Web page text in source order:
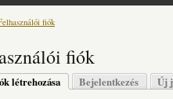
hely
fiók
fiók
fülek
létrehozása (aktív fül)
Bejelentkezés Új